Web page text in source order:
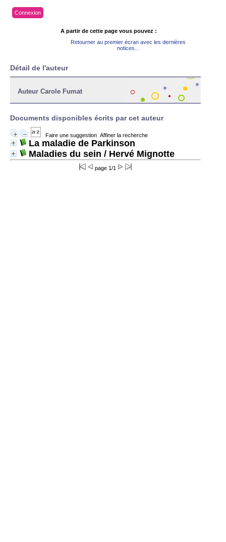
Connexion
A partir de cette page vous pouvez :
Retourner au premier écran avec les dernières
notices...
Détail de l'auteur
Auteur Carole Fumat
Documents disponibles écrits par cet auteur
Faire une suggestion Affiner la recherche
La maladie de Parkinson
Maladies du sein / Hervé Mignotte
page 1/1